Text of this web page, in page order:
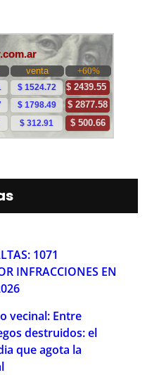
1071
INFRACCIONES EN
vecinal: Entre
destruidos: el
que agota la